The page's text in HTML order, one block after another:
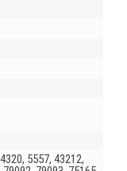
5557, 43212,